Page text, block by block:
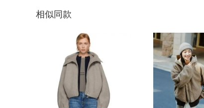
相似同款